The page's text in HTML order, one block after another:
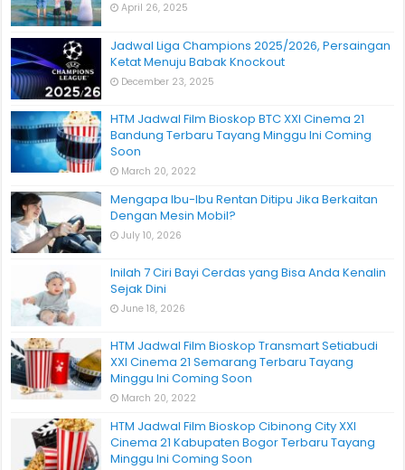
April 26, 2025
Jadwal Liga Champions 2025/2026, Persaingan
Ketat Menuju Babak Knockout
December 23, 2025
HTM Jadwal Film Bioskop BTC XXI Cinema 21
Bandung Terbaru Tayang Minggu Ini Coming
Soon
March 20, 2022
Mengapa Ibu-Ibu Rentan Ditipu Jika Berkaitan
Dengan Mesin Mobil?
July 10, 2026
Inilah 7 Ciri Bayi Cerdas yang Bisa Anda Kenalin
Sejak Dini
June 18, 2026
HTM Jadwal Film Bioskop Transmart Setiabudi
XXI Cinema 21 Semarang Terbaru Tayang
Minggu Ini Coming Soon
March 20, 2022
HTM Jadwal Film Bioskop Cibinong City XXI
Cinema 21 Kabupaten Bogor Terbaru Tayang
Minggu Ini Coming Soon